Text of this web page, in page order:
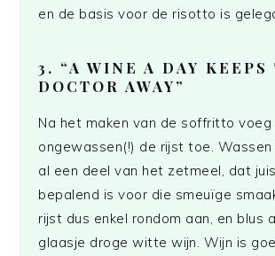
en de basis voor de risotto is
3. “A WINE A DAY KEEPS
DOCTOR AWAY”
Na het maken van de soffritto voeg
ongewassen(!) de rijst toe.
al een deel van het zetmeel, dat
bepalend is voor die smeuïge
rijst dus enkel rondom aan, en blus
glaasje droge witte wijn. Wijn is